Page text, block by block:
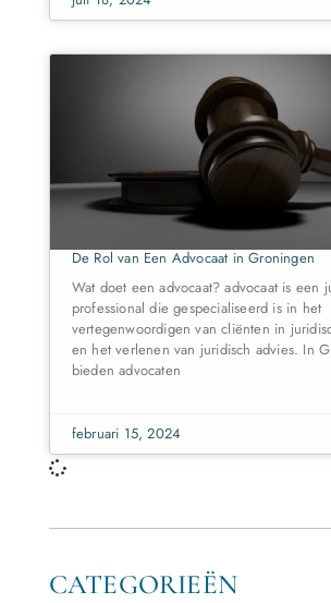
CATEGORIEËN
De Rol van Een Advocaat in Groningen
Wat doet een advocaat? advocaat is een
professional die gespecialiseerd is in het
vertegenwoordigen van cliënten in
en het verlenen van juridisch advies. In
bieden advocaten
februari 15, 2024